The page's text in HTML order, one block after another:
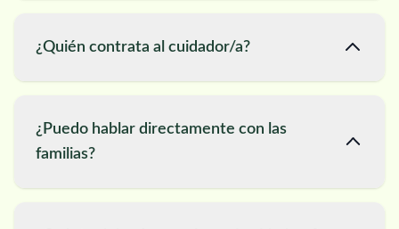
¿Quién contrata al cuidador/a?
¿Puedo hablar directamente con las
familias?